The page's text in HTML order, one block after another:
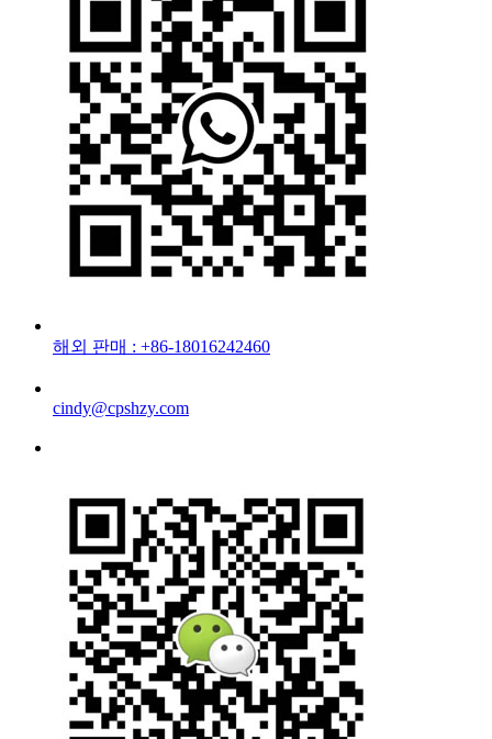
해외 판매 : +86-18016242460
cindy@cpshzy.com